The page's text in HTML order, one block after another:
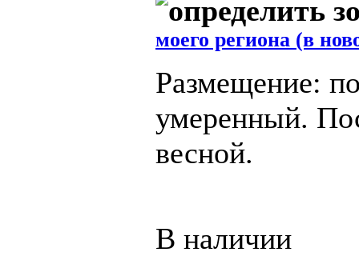
моего региона (в
Размещение:
умеренный.
весной.
В наличии